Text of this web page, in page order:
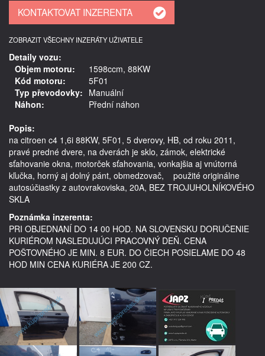
ZOBRAZIT VŠECHNY INZERÁTY UŽIVATELE
Detaily vozu:
Objem motoru:
1598ccm, 88KW
Kód motoru:
5F01
Typ převodovky: Manuální
Náhon:
Přední náhon
Popis:
na citroen c4 1,6i 88KW, 5F01, 5 dverovy, HB, od roku 2011,
pravé predné dvere, na dverách je sklo, zámok, elektrické
sťahovanie okna, motorček sťahovania, vonkajšia aj vnútorná
kľučka, horný aj dolný pánt, obmedzovač,    použité originálne
autosúčiastky z autovrakoviska, 20A, BEZ TROJUHOLNÍKOVÉHO
SKLA
Poznámka inzerenta:
PRI OBJEDNANÍ DO 14 00 HOD. NA SLOVENSKU DORUČENIE
KURIÉROM NASLEDUJÚCI PRACOVNÝ DEŇ. CENA
POŠTOVNÉHO JE MIN. 8 EUR. DO ČIECH POSIELAME DO 48
HOD MIN CENA KURIÉRA JE 200 CZ.